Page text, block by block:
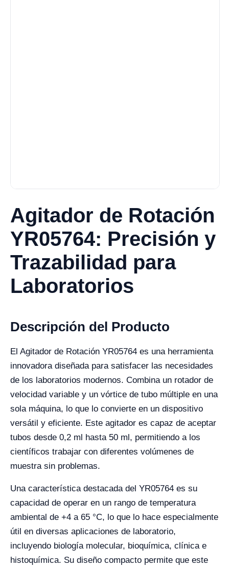
Agitador de Rotación
YR05764: Precisión y
Trazabilidad para
Laboratorios
Descripción del Producto
El Agitador de Rotación YR05764 es una herramienta
innovadora diseñada para satisfacer las necesidades
de los laboratorios modernos. Combina un rotador de
velocidad variable y un vórtice de tubo múltiple en una
sola máquina, lo que lo convierte en un dispositivo
versátil y eficiente. Este agitador es capaz de aceptar
tubos desde 0,2 ml hasta 50 ml, permitiendo a los
científicos trabajar con diferentes volúmenes de
muestra sin problemas.
Una característica destacada del YR05764 es su
capacidad de operar en un rango de temperatura
ambiental de +4 a 65 °C, lo que lo hace especialmente
útil en diversas aplicaciones de laboratorio,
incluyendo biología molecular, bioquímica, clínica e
histoquímica. Su diseño compacto permite que este